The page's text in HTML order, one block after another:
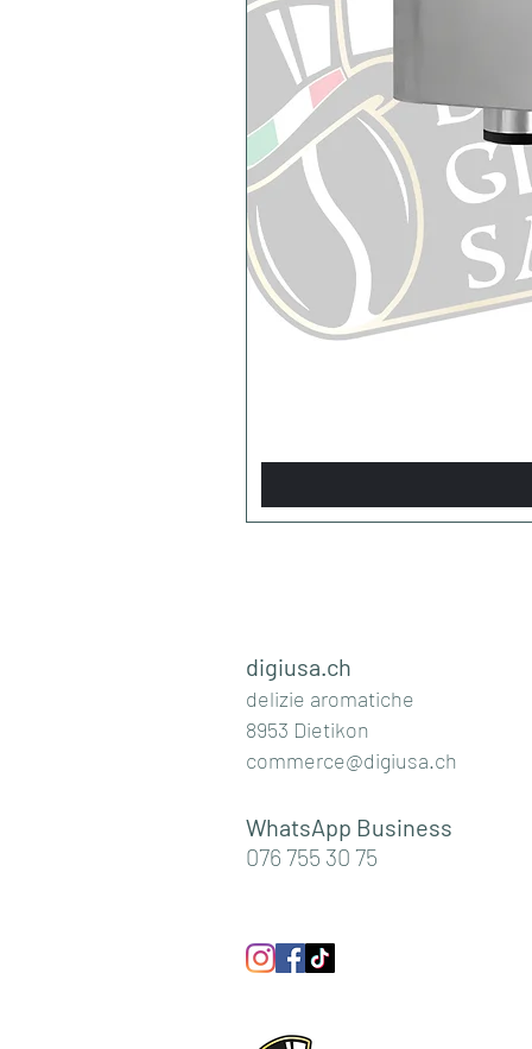
digiusa.ch
delizie aromatiche
8953 Dietikon
commerce@digiusa.ch
WhatsApp Business
076 755 30 75